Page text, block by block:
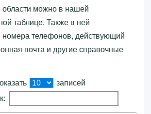
области можно в нашей
таблице. Также в ней
телефонов, действующий
почта и другие справочные
записей